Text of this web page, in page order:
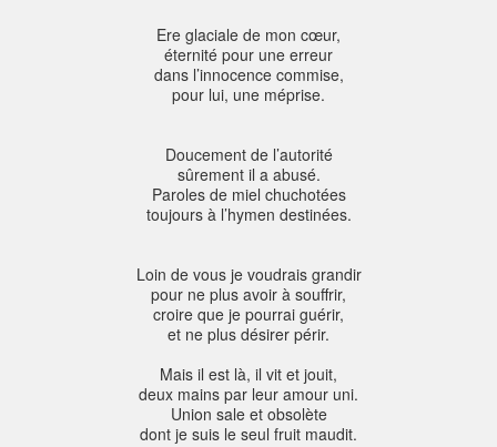
Ere glaciale de mon cœur,
éternité pour une erreur
dans l’innocence commise,
pour lui, une méprise.
Doucement de l’autorité
sûrement il a abusé.
Paroles de miel chuchotées
toujours à l’hymen destinées.
Loin de vous je voudrais grandir
pour ne plus avoir à souffrir,
croire que je pourrai guérir,
et ne plus désirer périr.
Mais il est là, il vit et jouit,
deux mains par leur amour uni.
Union sale et obsolète
dont je suis le seul fruit maudit.